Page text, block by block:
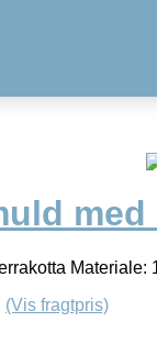
(Vis fragtpris)